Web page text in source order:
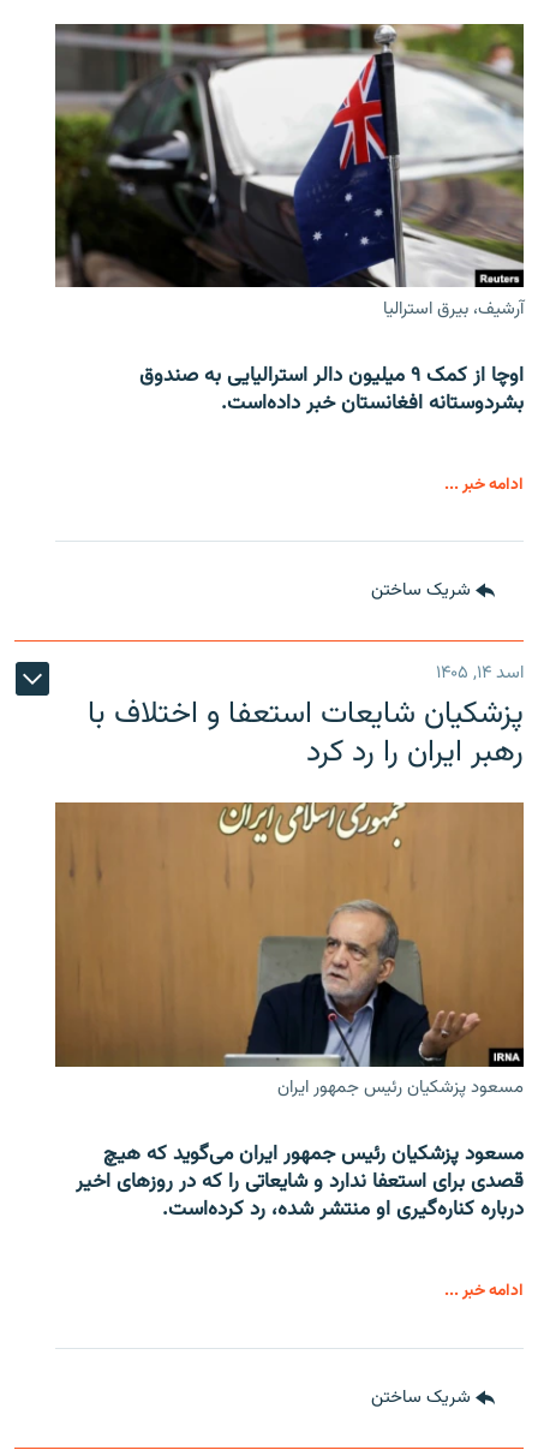
آرشیف، بیرق استرالیا
اوچا از کمک ۹ میلیون دالر استرالیایی به صندوق
بشردوستانه افغانستان خبر داده‌است.
ادامه خبر ...
شریک ساختن
اسد ۱۴, ۱۴۰۵
پزشکیان شایعات استعفا و اختلاف با
رهبر ایران را رد کرد
مسعود پزشکیان رئیس جمهور ایران
مسعود پزشکیان رئیس جمهور ایران می‌گوید که هیچ
قصدی برای استعفا ندارد و شایعاتی را که در روزهای اخیر
درباره کناره‌گیری او منتشر شده، رد کرده‌است.
ادامه خبر ...
شریک ساختن